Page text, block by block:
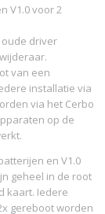
V1.0 voor 2
driver
van een
installatie via
via het Cerbo
op de
en V1.0
geheel in de root
kaart. Iedere
gereboot worden